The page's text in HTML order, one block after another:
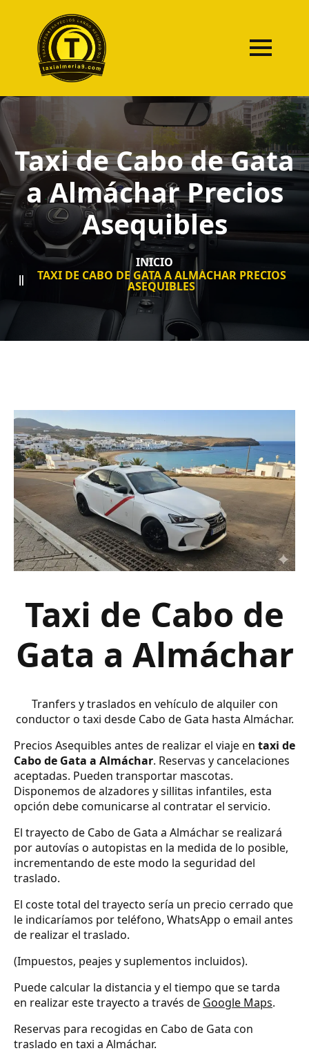
Taxi de Cabo de Gata
a Almáchar Precios
Asequibles
INICIO
TAXI DE CABO DE GATA A ALMÁCHAR PRECIOS
ASEQUIBLES
Taxi de Cabo de
Gata a Almáchar
Tranfers y traslados en vehículo de alquiler con
conductor o taxi desde Cabo de Gata hasta Almáchar.
Precios Asequibles antes de realizar el viaje en taxi de
Cabo de Gata a Almáchar. Reservas y cancelaciones
aceptadas. Pueden transportar mascotas.
Disponemos de alzadores y sillitas infantiles, esta
opción debe comunicarse al contratar el servicio.
El trayecto de Cabo de Gata a Almáchar se realizará
por autovías o autopistas en la medida de lo posible,
incrementando de este modo la seguridad del
traslado.
El coste total del trayecto sería un precio cerrado que
le indicaríamos por teléfono, WhatsApp o email antes
de realizar el traslado.
(Impuestos, peajes y suplementos incluidos).
Puede calcular la distancia y el tiempo que se tarda
en realizar este trayecto a través de Google Maps.
Reservas para recogidas en Cabo de Gata con
traslado en taxi a Almáchar.